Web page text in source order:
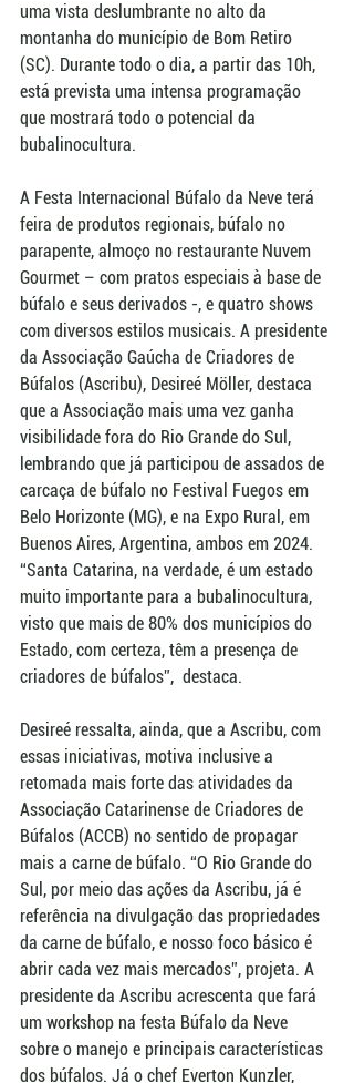
uma vista deslumbrante no alto da
montanha do município de Bom Retiro
(SC). Durante todo o dia, a partir das 10h,
está prevista uma intensa programação
que mostrará todo o potencial da
bubalinocultura.
A Festa Internacional Búfalo da Neve terá
feira de produtos regionais, búfalo no
parapente, almoço no restaurante Nuvem
Gourmet – com pratos especiais à base de
búfalo e seus derivados -, e quatro shows
com diversos estilos musicais. A presidente
da Associação Gaúcha de Criadores de
Búfalos (Ascribu), Desireé Möller, destaca
que a Associação mais uma vez ganha
visibilidade fora do Rio Grande do Sul,
lembrando que já participou de assados de
carcaça de búfalo no Festival Fuegos em
Belo Horizonte (MG), e na Expo Rural, em
Buenos Aires, Argentina, ambos em 2024.
“Santa Catarina, na verdade, é um estado
muito importante para a bubalinocultura,
visto que mais de 80% dos municípios do
Estado, com certeza, têm a presença de
criadores de búfalos”,  destaca.
Desireé ressalta, ainda, que a Ascribu, com
essas iniciativas, motiva inclusive a
retomada mais forte das atividades da
Associação Catarinense de Criadores de
Búfalos (ACCB) no sentido de propagar
mais a carne de búfalo. “O Rio Grande do
Sul, por meio das ações da Ascribu, já é
referência na divulgação das propriedades
da carne de búfalo, e nosso foco básico é
abrir cada vez mais mercados”, projeta. A
presidente da Ascribu acrescenta que fará
um workshop na festa Búfalo da Neve
sobre o manejo e principais características
dos búfalos. Já o chef Everton Kunzler,